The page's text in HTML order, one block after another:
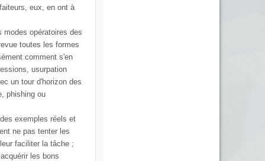
eux, en ont à
modes opératoires des
toutes les formes
comment s'en
usurpation
un tour d'horizon des
phishing ou
exemples réels et
ne pas tenter les
faciliter la tâche ;
les bons